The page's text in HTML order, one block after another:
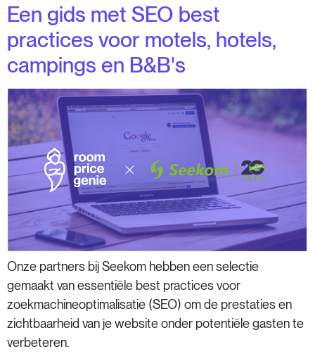
Een gids met SEO best
practices voor motels, hotels,
campings en B&B's
Onze partners bij Seekom hebben een selectie
gemaakt van essentiële best practices voor
zoekmachineoptimalisatie (SEO) om de prestaties en
zichtbaarheid van je website onder potentiële gasten te
verbeteren.